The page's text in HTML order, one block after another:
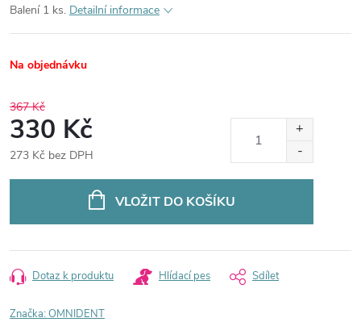
Balení 1 ks. Detailní informace
Na objednávku
367 Kč
330 Kč
273 Kč bez DPH
VLOŽIT DO KOŠÍKU
Dotaz k produktu Hlídací pes Sdílet
Značka:OMNIDENT